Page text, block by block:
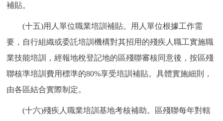
補貼。
(十五)用人單位職業培訓補貼。用人單位根據工作需
要，自行組織或委託培訓機構對其招用的殘疾人職工實施職
業技能培訓，經報地稅登記地的區殘聯審核同意後，按區殘
聯核準培訓費用標準的80%享受培訓補貼。具體實施細則，
由各區結合實際制定。
(十六)殘疾人職業培訓基地考核補助。區殘聯每年對轄